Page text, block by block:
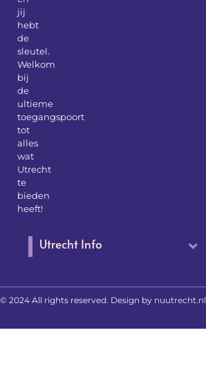
jij
hebt
de
sleutel.
Welkom
bij
de
ultieme
toegangspoort
tot
alles
wat
Utrecht
te
bieden
heeft!
Utrecht Info
© 2024 All rights reserved. Design by nuutrecht.nl